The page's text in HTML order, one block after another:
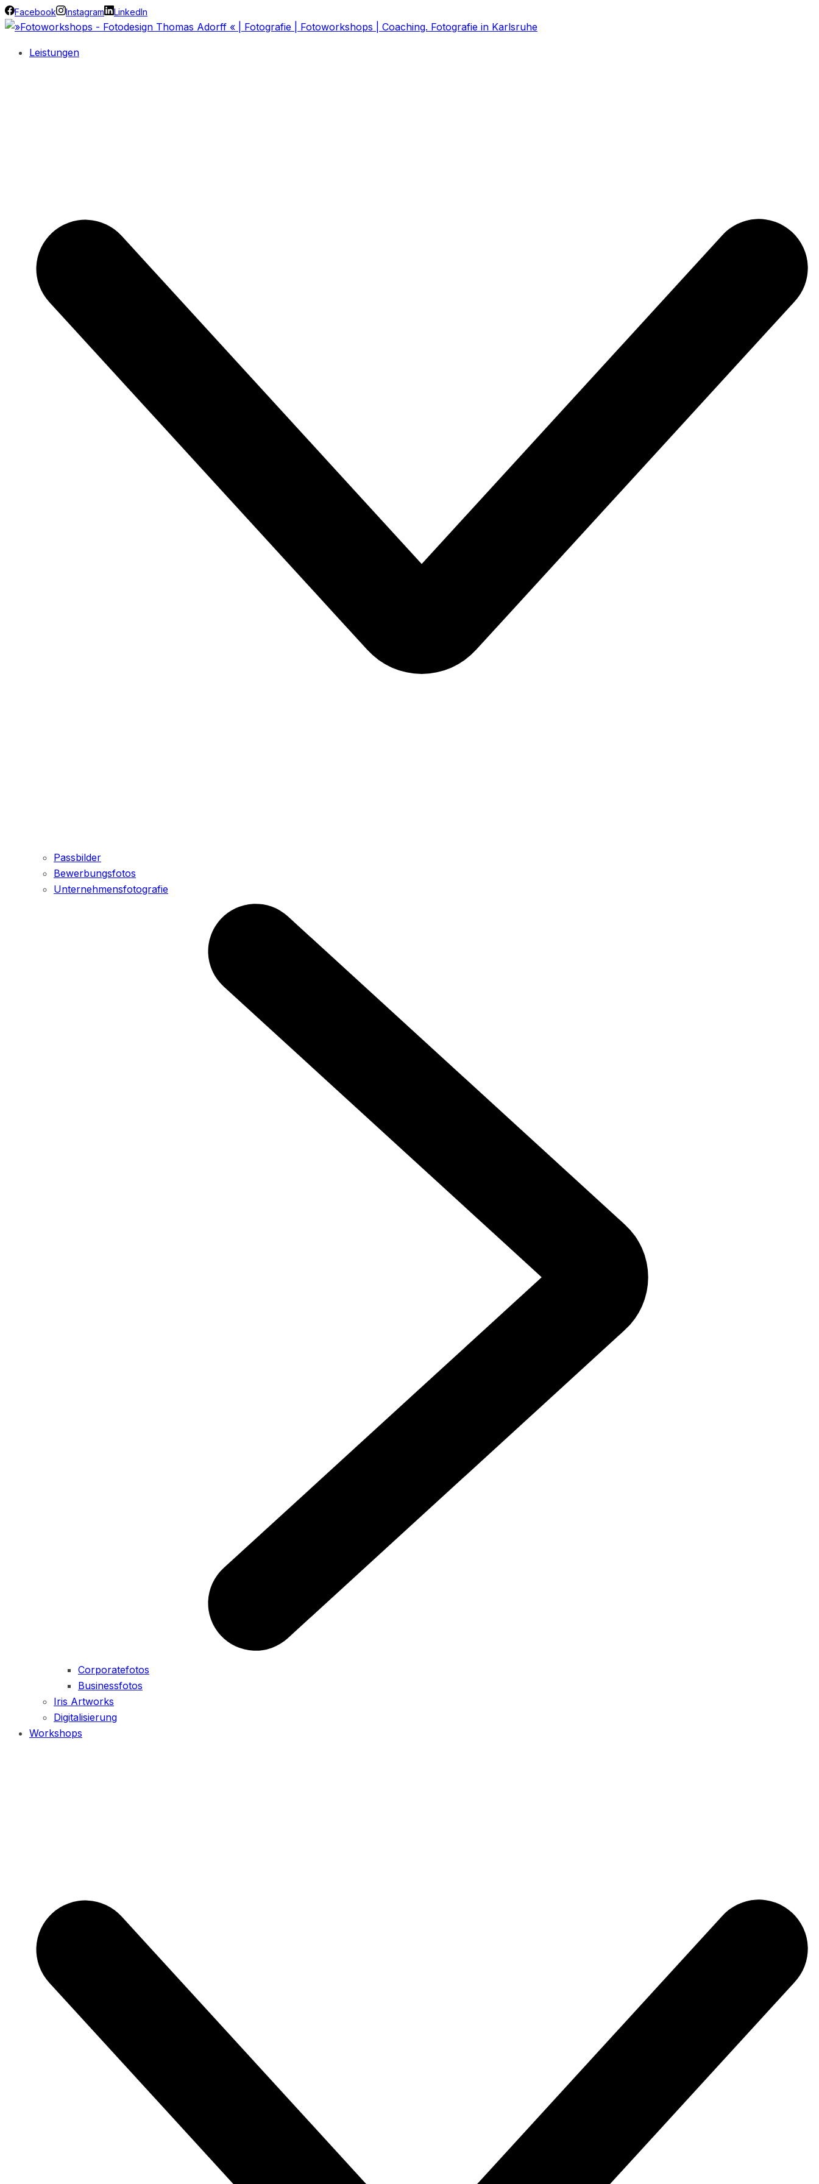
Facebook Instagram LinkedIn
Leistungen
Passbilder
Bewerbungsfotos
Unternehmensfotografie
Corporatefotos
Businessfotos
Iris Artworks
Digitalisierung
Workshops